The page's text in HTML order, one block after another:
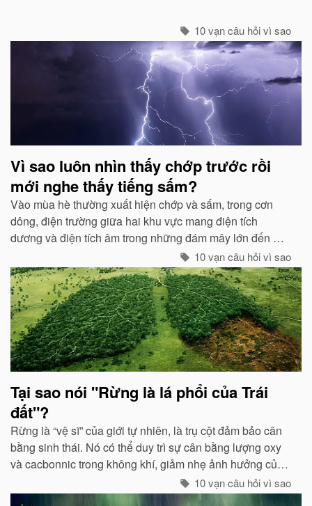
10 vạn câu hỏi vì sao
Vì sao luôn nhìn thấy chớp trước rồi
mới nghe thấy tiếng sấm?
Vào mùa hè thường xuất hiện chớp và sấm, trong cơn
dông, điện trường giữa hai khu vực mang điện tích
dương và điện tích âm trong những đám mây lớn đến một
mức độ nhất định, hai loại điện tích trong quá trình phát
triển sẽ phát ra tia lửa...
10 vạn câu hỏi vì sao
Tại sao nói "Rừng là lá phổi của Trái
đất"?
Rừng là “vệ sĩ” của giới tự nhiên, là trụ cột đảm bảo cân
bằng sinh thái. Nó có thể duy trì sự cân bằng lượng oxy
và cacbonnic trong không khí, giảm nhẹ ảnh hưởng của
các chất thải, khí độc gây nên ô nhiễm, làm trong sạch
môi trường...
10 vạn câu hỏi vì sao